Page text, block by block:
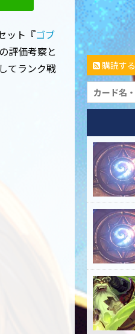
ット『ゴブ
評価考察と
てランク戦
購読する